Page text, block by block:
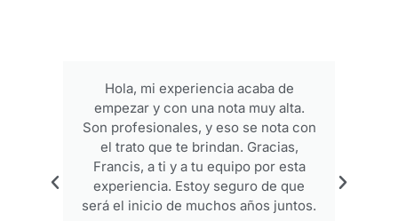
Hola, mi experiencia acaba de
empezar y con una nota muy alta.
Son profesionales, y eso se nota con
el trato que te brindan. Gracias,
Francis, a ti y a tu equipo por esta
experiencia. Estoy seguro de que
será el inicio de muchos años juntos.